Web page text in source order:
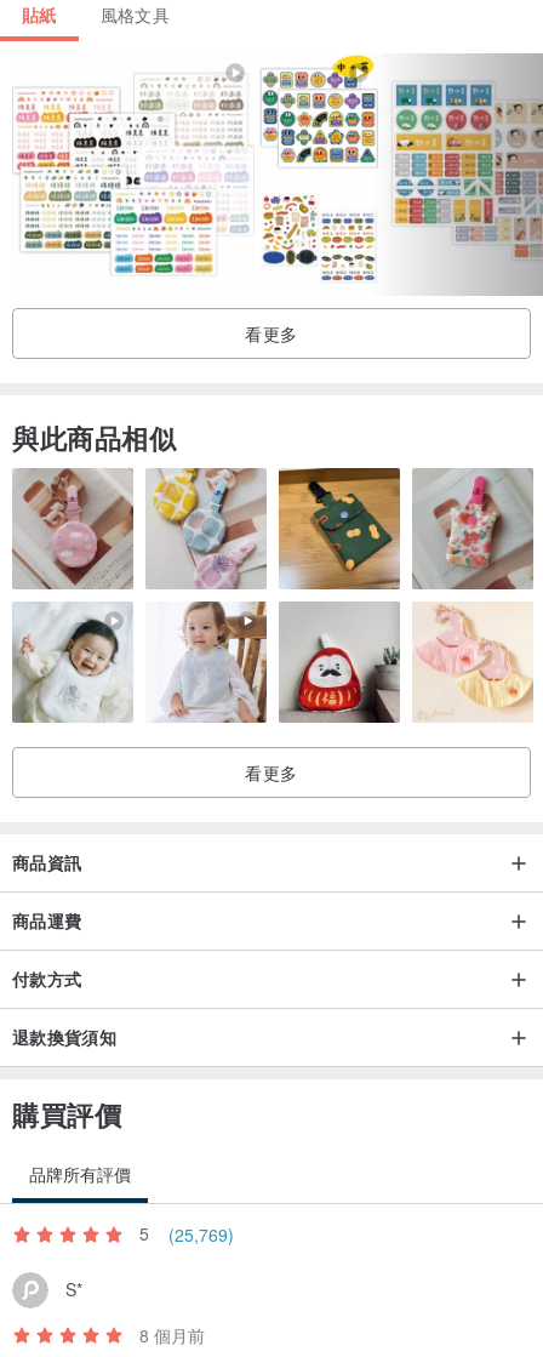
貼紙 風格文具
看更多
與此商品相似
看更多
商品資訊
商品運費
付款方式
退款換貨須知
購買評價
品牌所有評價
5 (25,769)
S*
8 個月前